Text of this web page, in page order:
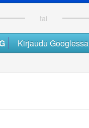
tai
Kirjaudu Googlessa